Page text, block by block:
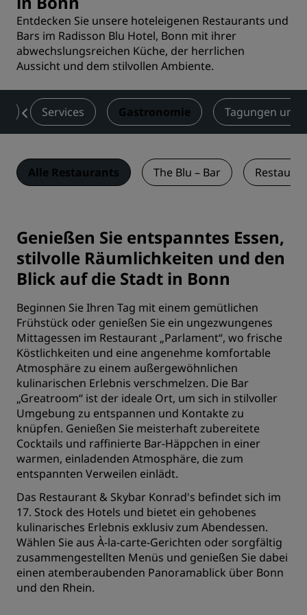
Entdecken Sie unsere hoteleigenen Restaurants und
Bars im Radisson Blu Hotel, Bonn mit ihrer
abwechslungsreichen Küche, der herrlichen
Aussicht und dem stilvollen Ambiente.
Services Gastronomie Tagungen und
Alle Restaurants The Blu – Bar
Genießen Sie entspanntes Essen,
stilvolle Räumlichkeiten und den
Blick auf die Stadt in Bonn
Beginnen Sie Ihren Tag mit einem gemütlichen
Frühstück oder genießen Sie ein ungezwungenes
Mittagessen im Restaurant „Parlament“, wo frische
Köstlichkeiten und eine angenehme komfortable
Atmosphäre zu einem außergewöhnlichen
kulinarischen Erlebnis verschmelzen. Die Bar
„Greatroom“ ist der ideale Ort, um sich in stilvoller
Umgebung zu entspannen und Kontakte zu
knüpfen. Genießen Sie meisterhaft zubereitete
Cocktails und raffinierte Bar-Häppchen in einer
warmen, einladenden Atmosphäre, die zum
entspannten Verweilen einlädt.
Das Restaurant & Skybar Konrad's befindet sich im
17. Stock des Hotels und bietet ein gehobenes
kulinarisches Erlebnis exklusiv zum Abendessen.
Wählen Sie aus À-la-carte-Gerichten oder sorgfältig
zusammengestellten Menüs und genießen Sie dabei
einen atemberaubenden Panoramablick über Bonn
und den Rhein.